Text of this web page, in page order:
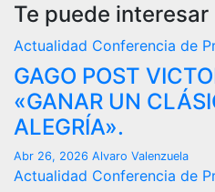
Te puede interesar
Actualidad Conferencia de
GAGO POST
«GANAR UN
ALEGRÍA».
Abr 26, 2026 Alvaro Valenzuela
Actualidad Conferencia de